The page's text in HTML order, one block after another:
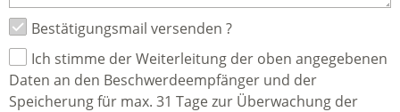
Bestätigungsmail versenden ?
Ich stimme der Weiterleitung der oben angegebenen
Daten an den Beschwerdeempfänger und der
Speicherung für max. 31 Tage zur Überwachung der